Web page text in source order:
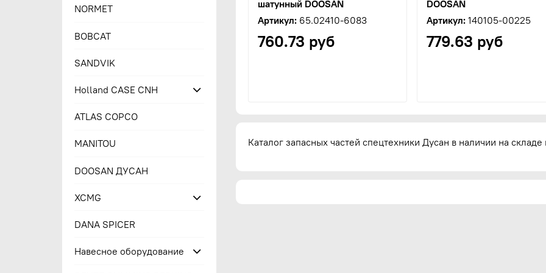
шатунный DOOSAN
Артикул: 65.02410-6083
760.73 руб
DOOSAN
Артикул: 140105-00225
779.63 руб
Каталог запасных частей спецтехники Дусан в наличии на
NORMET
BOBCAT
SANDVIK
Holland CASE CNH
ATLAS COPCO
MANITOU
DOOSAN ДУСАН
XCMG
DANA SPICER
Навесное оборудование